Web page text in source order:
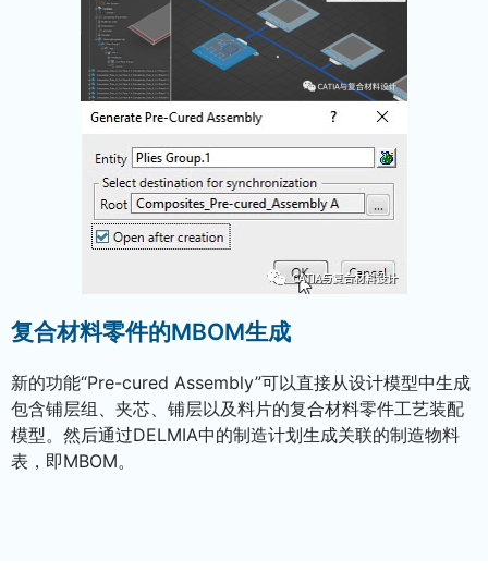
复合材料零件的MBOM生成
新的功能“Pre-cured Assembly”可以直接从设计模型中生成
包含铺层组、夹芯、铺层以及料片的复合材料零件工艺装配
模型。然后通过DELMIA中的制造计划生成关联的制造物料
表，即MBOM。